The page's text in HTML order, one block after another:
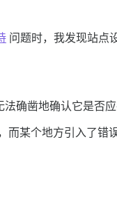
问题时，我发现站点
确凿地确认它是否
某个地方引入了错